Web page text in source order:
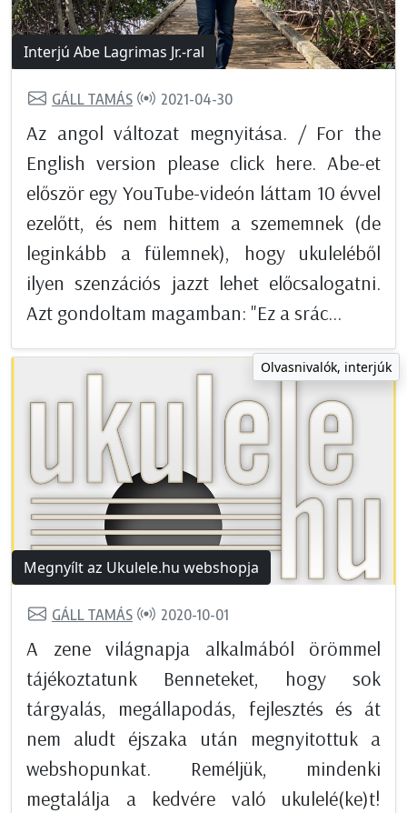
Interjú Abe Lagrimas Jr.-ral
GÁLL TAMÁS 2021-04-30
Az angol változat megnyitása. / For the
English version please click here. Abe-et
először egy YouTube-videón láttam 10 évvel
ezelőtt, és nem hittem a szememnek (de
leginkább a fülemnek), hogy ukuleléből
ilyen szenzációs jazzt lehet előcsalogatni.
Azt gondoltam magamban: "Ez a srác...
Olvasnivalók, interjúk
Megnyílt az Ukulele.hu webshopja
GÁLL TAMÁS 2020-10-01
A zene világnapja alkalmából örömmel
tájékoztatunk Benneteket, hogy sok
tárgyalás, megállapodás, fejlesztés és át
nem aludt éjszaka után megnyitottuk a
webshopunkat. Reméljük, mindenki
megtalálja a kedvére való ukulelé(ke)t!